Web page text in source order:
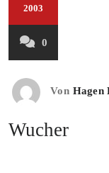
2003
0
Von Hagen
Wucher